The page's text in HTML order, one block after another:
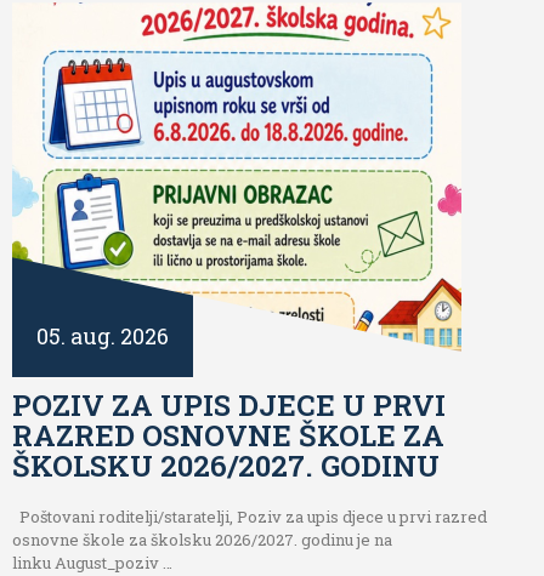
05. aug. 2026
POZIV ZA UPIS DJECE U PRVI
RAZRED OSNOVNE ŠKOLE ZA
ŠKOLSKU 2026/2027. GODINU
Poštovani roditelji/staratelji, Poziv za upis djece u prvi razred
osnovne škole za školsku 2026/2027. godinu je na
linku August_poziv …